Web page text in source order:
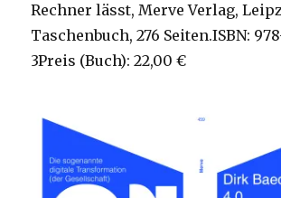
Rechner lässt, Merve Verlag,
Taschenbuch, 276 Seiten.ISBN:
3Preis (Buch): 22,00 €